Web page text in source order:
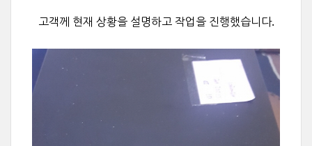
고객께 현재 상황을 설명하고 작업을 진행했습니다.